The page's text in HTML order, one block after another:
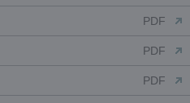
PDF
PDF
PDF